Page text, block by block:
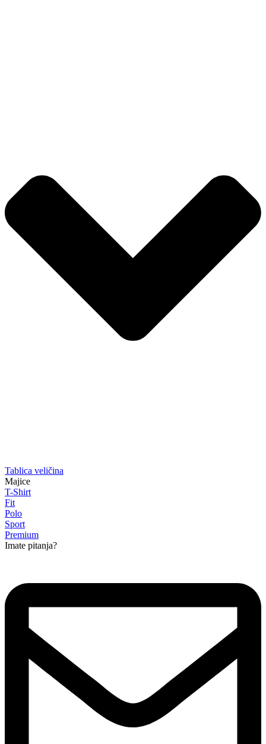
Tablica veličina
Majice
T-Shirt
Fit
Polo
Sport
Premium
Imate pitanja?